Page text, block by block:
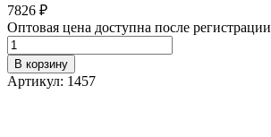
7826 ₽
Оптовая цена доступна после регистрации
В корзину
Артикул: 1457